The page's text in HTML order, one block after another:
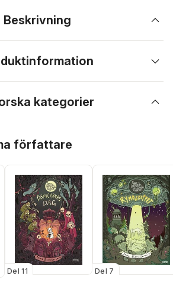
Beskrivning
kategorier
författare
Del 11 Del 7